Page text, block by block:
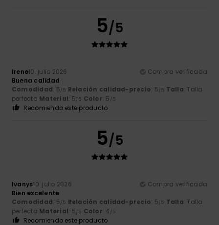
5/5
Irene10. julio 2026
Compra verificada
Buena calidad
Comodidad: 5 /5 Relación calidad-precio: 5 /5 Talla: Talla
perfecta Material: 5 /5 Color: 5 /5
Recomiendo este producto
5/5
Ivanys10. julio 2026
Compra verificada
Bien excelente
Comodidad: 5 /5 Relación calidad-precio: 5 /5 Talla: Talla
perfecta Material: 5 /5 Color: 4 /5
Recomiendo este producto